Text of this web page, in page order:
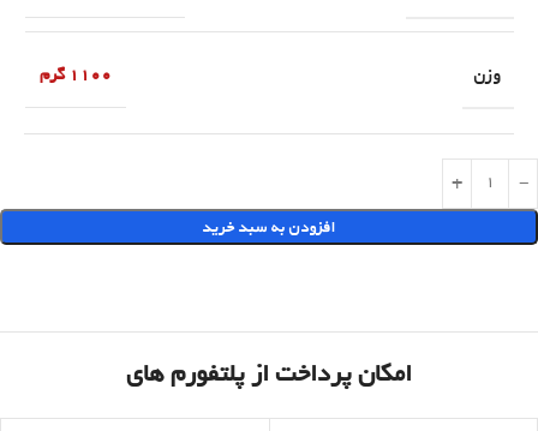
وزن 1100 گرم
افزودن به سبد خرید
امکان پرداخت از پلتفورم های